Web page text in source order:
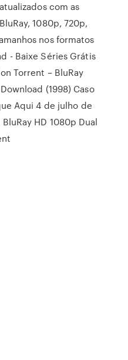
com as
1080p, 720p,
nos formatos
- Baixe Séries Grátis
Torrent – BluRay
(1998) Caso
Aqui 4 de julho de
HD 1080p Dual